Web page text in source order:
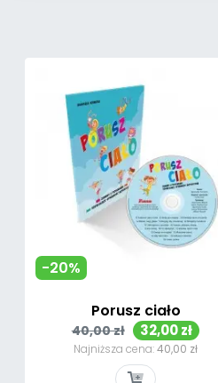
Porusz ciało
Cena
podstawowa
40,00 zł Cena
32,00 zł
Najniższa cena:40,00 zł
-20%
Szybki podgląd